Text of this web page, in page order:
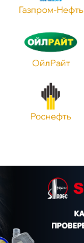
Газпром-Нефть
ОйлРайт
Роснефть